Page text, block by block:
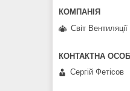
Світ Вентиляції
Сергій Фетісов